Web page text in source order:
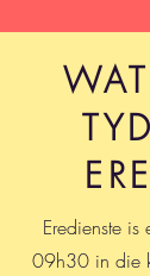
Eredienste
09h30 in die